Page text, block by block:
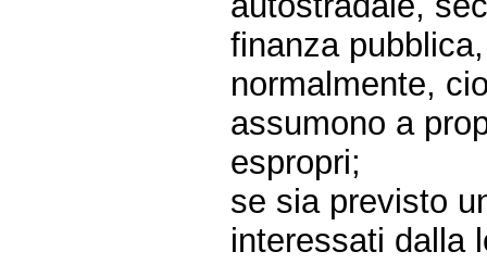
finanza
normalmente,
assumono a
espropri;
se sia previsto
interessati dalla